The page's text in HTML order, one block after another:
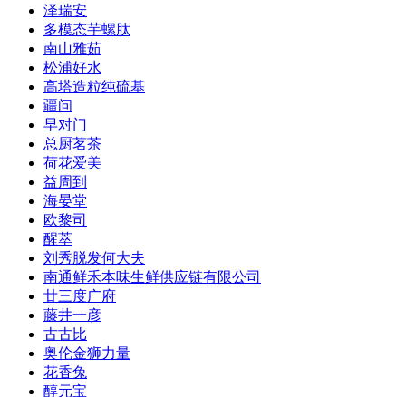
泽瑞安
多模态芋螺肽
南山雅茹
松浦好水
高塔造粒纯硫基
疆问
早对门
总厨茗茶
荷花爱美
益周到
海晏堂
欧黎司
醒萃
刘秀脱发何大夫
南通鲜禾本味生鲜供应链有限公司
廿三度广府
藤井一彦
古古比
奥伦金狮力量
花香兔
醇元宝